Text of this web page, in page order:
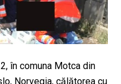
“drumul
morții”!
în comuna Motca din
Norvegia, călătorea cu